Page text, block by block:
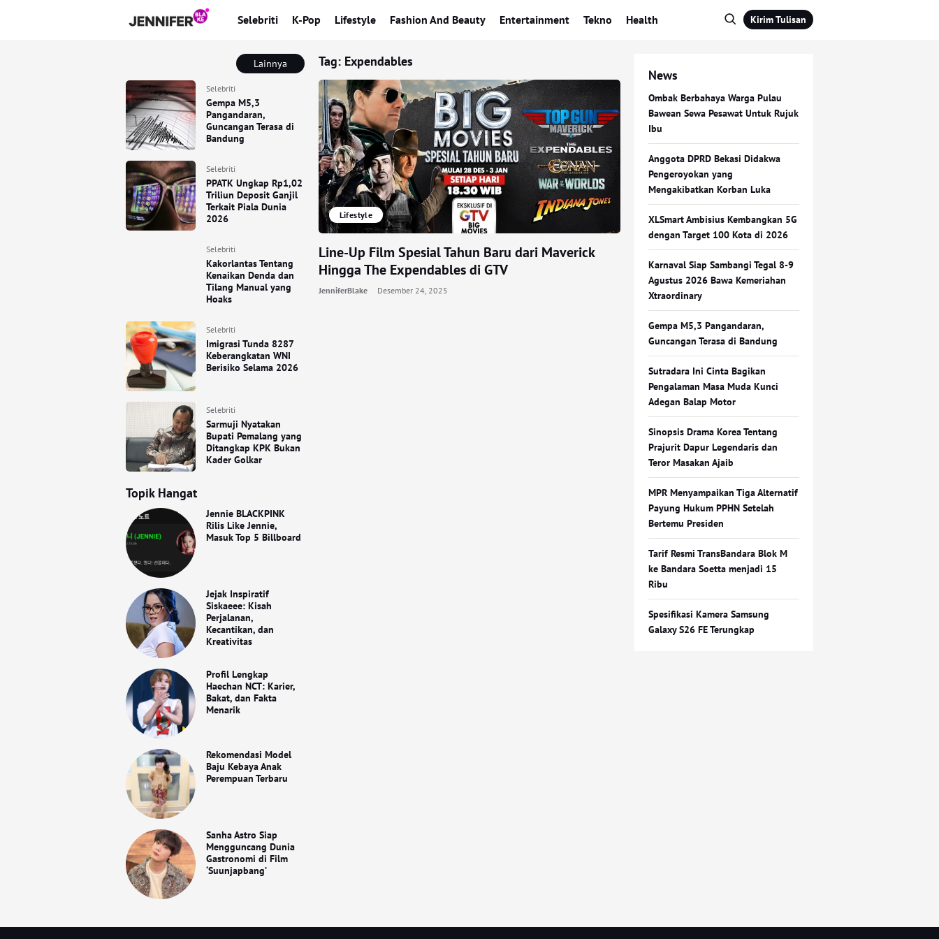
Selebriti K-Pop Lifestyle Fashion And Beauty Entertainment Tekno Health Kirim Tulisan
Lainnya
Selebriti
Gempa M5,3
Pangandaran,
Guncangan Terasa di
Bandung
Selebriti
PPATK Ungkap Rp1,02
Triliun Deposit Ganjil
Terkait Piala Dunia
2026
Selebriti
Kakorlantas Tentang
Kenaikan Denda dan
Tilang Manual yang
Hoaks
Selebriti
Imigrasi Tunda 8287
Keberangkatan WNI
Berisiko Selama 2026
Selebriti
Sarmuji Nyatakan
Bupati Pemalang yang
Ditangkap KPK Bukan
Kader Golkar
Topik Hangat
Jennie BLACKPINK
Rilis Like Jennie,
Masuk Top 5 Billboard
Jejak Inspiratif
Siskaeee: Kisah
Perjalanan,
Kecantikan, dan
Kreativitas
Profil Lengkap
Haechan NCT: Karier,
Bakat, dan Fakta
Menarik
Rekomendasi Model
Baju Kebaya Anak
Perempuan Terbaru
Sanha Astro Siap
Mengguncang Dunia
Gastronomi di Film
‘Suunjapbang’
Tag: Expendables
Lifestyle
Line-Up Film Spesial Tahun Baru dari Maverick
Hingga The Expendables di GTV
JenniferBlake Desember 24, 2025
News
Ombak Berbahaya Warga Pulau
Bawean Sewa Pesawat Untuk Rujuk
Ibu
Anggota DPRD Bekasi Didakwa
Pengeroyokan yang
Mengakibatkan Korban Luka
XLSmart Ambisius Kembangkan 5G
dengan Target 100 Kota di 2026
Karnaval Siap Sambangi Tegal 8-9
Agustus 2026 Bawa Kemeriahan
Xtraordinary
Gempa M5,3 Pangandaran,
Guncangan Terasa di Bandung
Sutradara Ini Cinta Bagikan
Pengalaman Masa Muda Kunci
Adegan Balap Motor
Sinopsis Drama Korea Tentang
Prajurit Dapur Legendaris dan
Teror Masakan Ajaib
MPR Menyampaikan Tiga Alternatif
Payung Hukum PPHN Setelah
Bertemu Presiden
Tarif Resmi TransBandara Blok M
ke Bandara Soetta menjadi 15
Ribu
Spesifikasi Kamera Samsung
Galaxy S26 FE Terungkap